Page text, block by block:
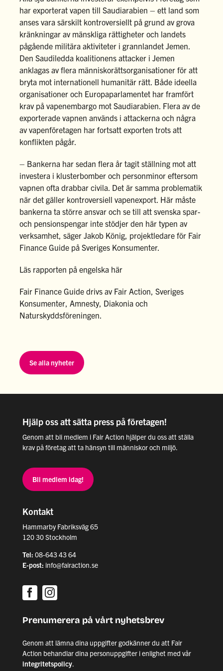
har exporterat vapen till Saudiarabien – ett land som
anses vara särskilt kontroversiellt på grund av grova
kränkningar av mänskliga rättigheter och landets
pågående militära aktiviteter i grannlandet Jemen.
Den Saudiledda koalitionens attacker i Jemen
anklagas av flera människorättsorganisationer för att
bryta mot internationell humanitär rätt. Både ideella
organisationer och Europaparlamentet har framfört
krav på vapenembargo mot Saudiarabien. Flera av de
exporterade vapnen används i attackerna och några
av vapenföretagen har fortsatt exporten trots att
konflikten pågår.
– Bankerna har sedan flera år tagit ställning mot att
investera i klusterbomber och personminor eftersom
vapnen ofta drabbar civila. Det är samma problematik
när det gäller kontroversiell vapenexport. Här måste
bankerna ta större ansvar och se till att svenska spar-
och pensionspengar inte stödjer den här typen av
verksamhet, säger Jakob König, projektledare för Fair
Finance Guide på Sveriges Konsumenter.
Läs rapporten på engelska här
Fair Finance Guide drivs av Fair Action, Sveriges
Konsumenter, Amnesty, Diakonia och
Naturskyddsföreningen.
Se alla nyheter
Hjälp oss att sätta press på företagen!
Genom att bli medlem i Fair Action hjälper du oss att ställa
krav på företag att ta hänsyn till människor och miljö.
Bli medlem idag!
Kontakt
Hammarby Fabriksväg 65
120 30 Stockholm
Tel: 08-643 43 64
E-post: info@fairaction.se
Prenumerera på vårt nyhetsbrev
Genom att lämna dina uppgifter godkänner du att Fair
Action behandlar dina personuppgifter i enlighet med vår
integritetspolicy.